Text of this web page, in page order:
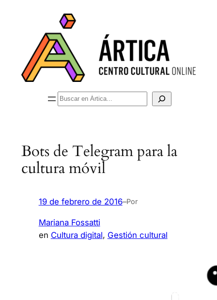
Buscar
Bots de Telegram para la
cultura móvil
19 de febrero de 2016–Por
Mariana Fossatti
en Cultura digital, Gestión cultural